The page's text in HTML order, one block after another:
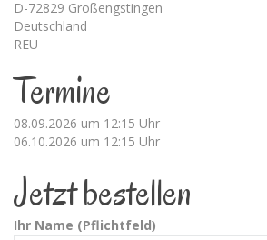
D-72829 Großengstingen
Deutschland
REU
Termine
08.09.2026 um 12:15 Uhr
06.10.2026 um 12:15 Uhr
Jetzt bestellen
Ihr Name (Pflichtfeld)